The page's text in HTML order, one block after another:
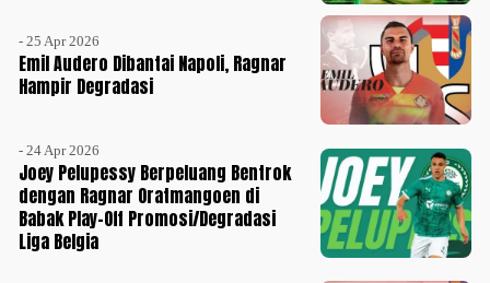
- 25 Apr 2026
Emil Audero Dibantai Napoli, Ragnar
Hampir Degradasi
- 24 Apr 2026
Joey Pelupessy Berpeluang Bentrok
dengan Ragnar Oratmangoen di
Babak Play-Off Promosi/Degradasi
Liga Belgia